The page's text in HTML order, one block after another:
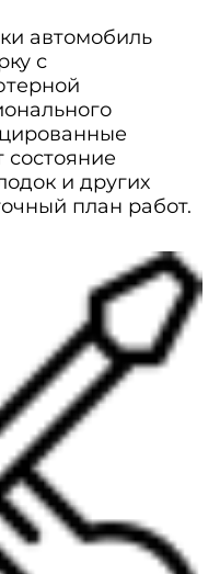
автомобиль
с
и других
план работ.